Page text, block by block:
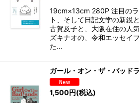
19cm×13cm 280P 注目の
ト、そして日記文学の新鋭
古賀及子と、大阪在住の人
ズキナオの、令和エッセイ
た…
ガール・オン・ザ・バッド
1,500円(税込)